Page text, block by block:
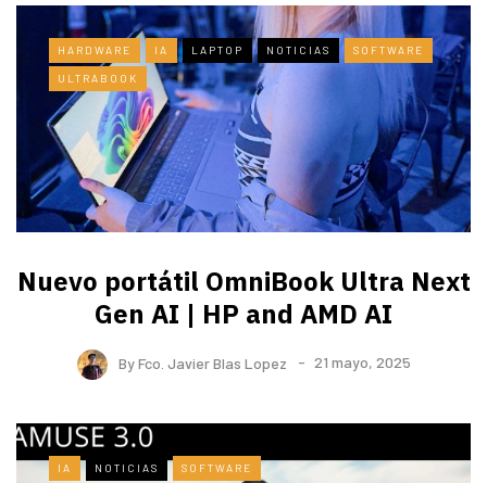
HARDWARE IA LAPTOP NOTICIAS SOFTWARE
ULTRABOOK
Nuevo portátil OmniBook Ultra ​Next
Gen AI | HP and AMD AI
ByFco. Javier Blas Lopez 21 mayo, 2025
IA NOTICIAS SOFTWARE